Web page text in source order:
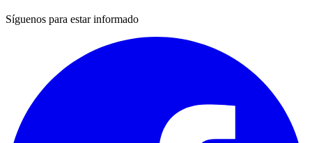
Síguenos para estar informado